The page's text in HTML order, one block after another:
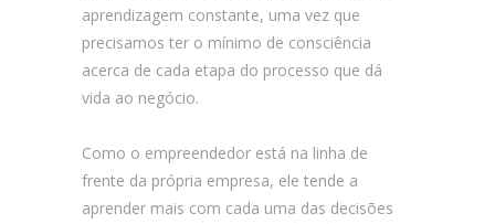
aprendizagem constante, uma vez que
precisamos ter o mínimo de consciência
acerca de cada etapa do processo que dá
vida ao negócio.
Como o empreendedor está na linha de
frente da própria empresa, ele tende a
aprender mais com cada uma das decisões